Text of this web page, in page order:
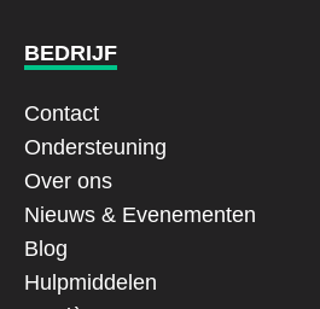
BEDRIJF
Contact
Ondersteuning
Over ons
Nieuws & Evenementen
Blog
Hulpmiddelen